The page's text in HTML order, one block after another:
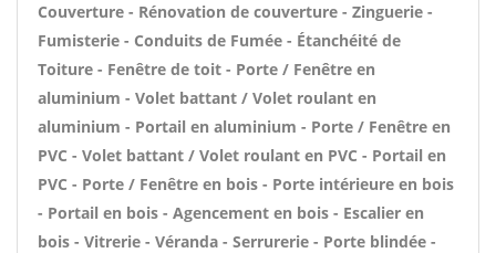
Couverture - Rénovation de couverture - Zinguerie -
Fumisterie - Conduits de Fumée - Étanchéité de
Toiture - Fenêtre de toit - Porte / Fenêtre en
aluminium - Volet battant / Volet roulant en
aluminium - Portail en aluminium - Porte / Fenêtre en
PVC - Volet battant / Volet roulant en PVC - Portail en
PVC - Porte / Fenêtre en bois - Porte intérieure en bois
- Portail en bois - Agencement en bois - Escalier en
bois - Vitrerie - Véranda - Serrurerie - Porte blindée -